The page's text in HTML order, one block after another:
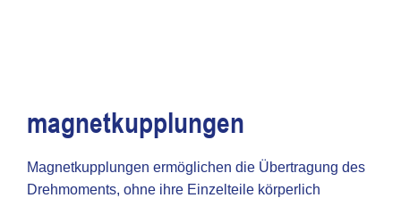
magnetkupplungen
Magnetkupplungen ermöglichen die Übertragung des
Drehmoments, ohne ihre Einzelteile körperlich